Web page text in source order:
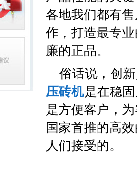
各地我们都有
作，打造最专
廉的正品。
俗话说，创新
压砖机是在稳
是方便客户，
国家首推的高
人们接受的。